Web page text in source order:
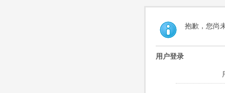
抱歉，您尚
用户登录